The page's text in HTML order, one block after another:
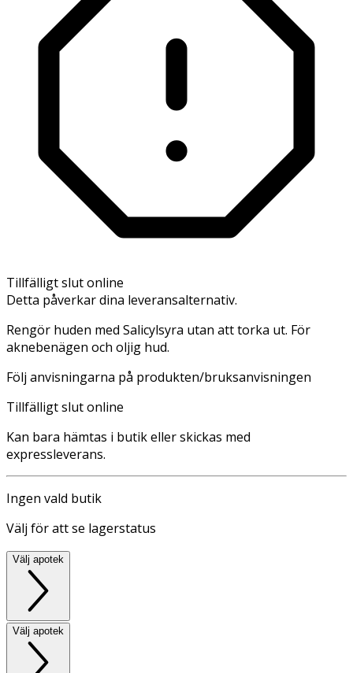
Tillfälligt slut online
Detta påverkar dina leveransalternativ.
Rengör huden med Salicylsyra utan att torka ut. För
aknebenägen och oljig hud.
Följ anvisningarna på produkten/bruksanvisningen
Tillfälligt slut online
Kan bara hämtas i butik eller skickas med
expressleverans.
Ingen vald butik
Välj för att se lagerstatus
Välj apotek
Välj apotek